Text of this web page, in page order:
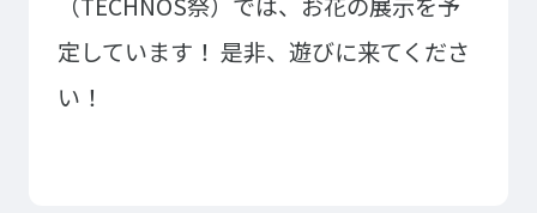
5つの入学方法
募集要項
定しています！ 是非、遊びに来てくださ
い！